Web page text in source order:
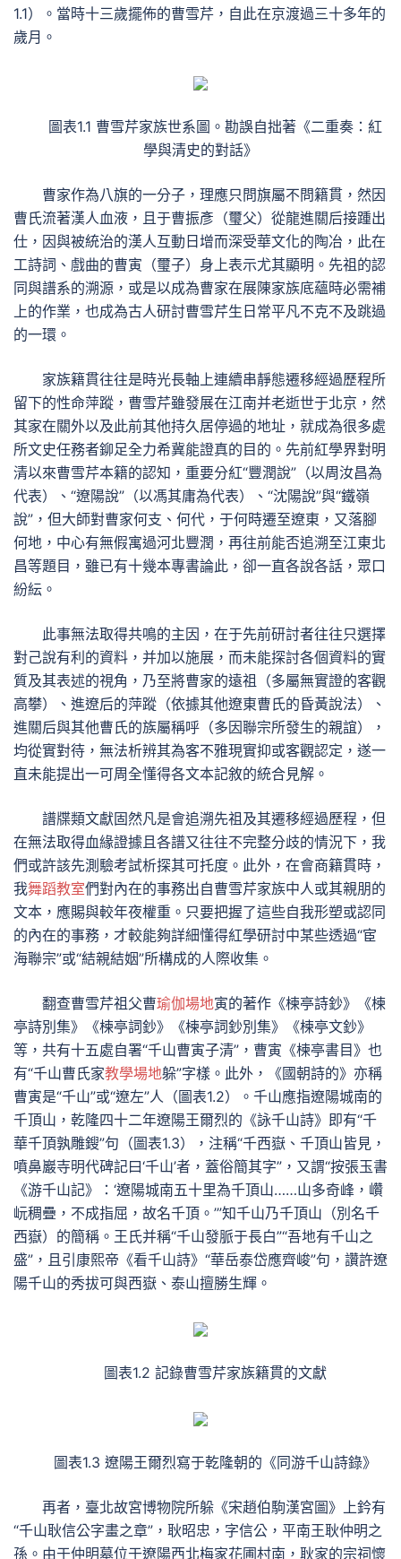
1.1）。當時十三歲擺佈的曹雪芹，自此在京渡過三十多年的
歲月。
圖表1.1 曹雪芹家族世系圖。勘誤自拙著《二重奏：紅
學與清史的對話》
曹家作為八旗的一分子，理應只問旗屬不問籍貫，然因
曹氏流著漢人血液，且于曹振彥（璽父）從龍進關后接踵出
仕，因與被統治的漢人互動日增而深受華文化的陶冶，此在
工詩詞、戲曲的曹寅（璽子）身上表示尤其顯明。先祖的認
同與譜系的溯源，或是以成為曹家在展陳家族底蘊時必需補
上的作業，也成為古人研討曹雪芹生日常平凡不克不及跳過
的一環。
家族籍貫往往是時光長軸上連續串靜態遷移經過歷程所
留下的性命萍蹤，曹雪芹雖發展在江南并老逝世于北京，然
其家在關外以及此前其他持久居停過的地址，就成為很多處
所文史任務者鉚足全力希冀能證真的目的。先前紅學界對明
清以來曹雪芹本籍的認知，重要分紅“豐潤說”（以周汝昌為
代表）、“遼陽說”（以馮其庸為代表）、“沈陽說”與“鐵嶺
說”，但大師對曹家何支、何代，于何時遷至遼東，又落腳
何地，中心有無假寓過河北豐潤，再往前能否追溯至江東北
昌等題目，雖已有十幾本專書論此，卻一直各說各話，眾口
紛紜。
此事無法取得共鳴的主因，在于先前研討者往往只選擇
對己說有利的資料，并加以施展，而未能探討各個資料的實
質及其表述的視角，乃至將曹家的遠祖（多屬無實證的客觀
高攀）、進遼后的萍蹤（依據其他遼東曹氏的昏黃說法）、
進關后與其他曹氏的族屬稱呼（多因聯宗所發生的親誼），
均從實對待，無法析辨其為客不雅現實抑或客觀認定，遂一
直未能提出一可周全懂得各文本記敘的統合見解。
譜牒類文獻固然凡是會追溯先祖及其遷移經過歷程，但
在無法取得血緣證據且各譜又往往不完整分歧的情況下，我
們或許該先測驗考試析探其可托度。此外，在會商籍貫時，
我舞蹈教室們對內在的事務出自曹雪芹家族中人或其親朋的
文本，應賜與較年夜權重。只要把握了這些自我形塑或認同
的內在的事務，才較能夠詳細懂得紅學研討中某些透過“宦
海聯宗”或“結親結姻”所構成的人際收集。
翻查曹雪芹祖父曹瑜伽場地寅的著作《楝亭詩鈔》《楝
亭詩別集》《楝亭詞鈔》《楝亭詞鈔別集》《楝亭文鈔》
等，共有十五處自署“千山曹寅子清”，曹寅《楝亭書目》也
有“千山曹氏家教學場地躲”字樣。此外，《國朝詩的》亦稱
曹寅是“千山”或“遼左”人（圖表1.2）。千山應指遼陽城南的
千頂山，乾隆四十二年遼陽王爾烈的《詠千山詩》即有“千
華千頂孰雕鎪”句（圖表1.3），注稱“千西嶽、千頂山皆見，
噴鼻巖寺明代碑記曰‘千山’者，蓋俗簡其字”，又謂“按張玉書
《游千山記》：‘遼陽城南五十里為千頂山……山多奇峰，巑
岏稠疊，不成指屈，故名千頂。’”知千山乃千頂山（別名千
西嶽）的簡稱。王氏并稱“千山發脈于長白”“吾地有千山之
盛”，且引康熙帝《看千山詩》“華岳泰岱應齊峻”句，讚許遼
陽千山的秀拔可與西嶽、泰山擅勝生輝。
圖表1.2 記錄曹雪芹家族籍貫的文獻
圖表1.3 遼陽王爾烈寫于乾隆朝的《同游千山詩錄》
再者，臺北故宮博物院所躲《宋趙伯駒漢宮圖》上鈐有
“千山耿信公字畫之章”，耿昭忠，字信公，平南王耿仲明之
孫。由于仲明墓位于遼陽西北梅家花圃村南，耿家的宗祠懷